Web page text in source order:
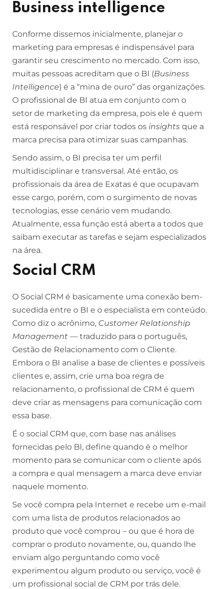
Business intelligence
Conforme dissemos inicialmente, planejar o
marketing para empresas é indispensável para
garantir seu crescimento no mercado. Com isso,
muitas pessoas acreditam que o BI (Business
Intelligence) é a “mina de ouro” das organizações.
O profissional de BI atua em conjunto com o
setor de marketing da empresa, pois ele é quem
está responsável por criar todos os insights que a
marca precisa para otimizar suas campanhas.
Sendo assim, o BI precisa ter um perfil
multidisciplinar e transversal. Até então, os
profissionais da área de Exatas é que ocupavam
esse cargo, porém, com o surgimento de novas
tecnologias, esse cenário vem mudando.
Atualmente, essa função está aberta a todos que
saibam executar as tarefas e sejam especializados
na área.
Social CRM
O Social CRM é basicamente uma conexão bem-
sucedida entre o BI e o especialista em conteúdo.
Como diz o acrônimo, Customer Relationship
Management — traduzido para o português,
Gestão de Relacionamento com o Cliente.
Embora o BI analise a base de clientes e possíveis
clientes e, assim, crie uma boa regra de
relacionamento, o profissional de CRM é quem
deve criar as mensagens para comunicação com
essa base.
É o social CRM que, com base nas análises
fornecidas pelo BI, define quando é o melhor
momento para se comunicar com o cliente após
a compra e qual mensagem a marca deve enviar
naquele momento.
Se você compra pela Internet e recebe um e-mail
com uma lista de produtos relacionados ao
produto que você comprou – ou que é hora de
comprar o produto novamente, ou, quando lhe
enviam algo perguntando como você
experimentou algum produto ou serviço, você é
um profissional social de CRM por trás dele.